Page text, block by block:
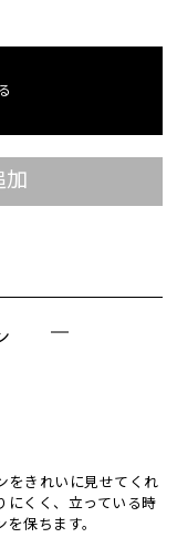
をきれいに見せてくれ
にくく、立っている時
保ちます。